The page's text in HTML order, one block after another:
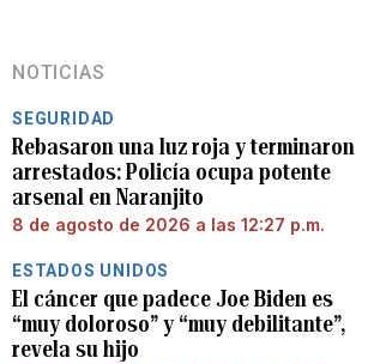
NOTICIAS
SEGURIDAD
Rebasaron una luz roja y terminaron
arrestados: Policía ocupa potente
arsenal en Naranjito
8 de agosto de 2026 a las 12:27 p.m.
ESTADOS UNIDOS
El cáncer que padece Joe Biden es
“muy doloroso” y “muy debilitante”,
revela su hijo